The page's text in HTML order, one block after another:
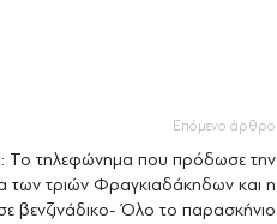
Επόμενο άρθρο
Το τηλεφώνημα που πρόδωσε την
των τριών Φραγκιαδάκηδων και η
βενζινάδικο- Όλο το παρασκήνιο